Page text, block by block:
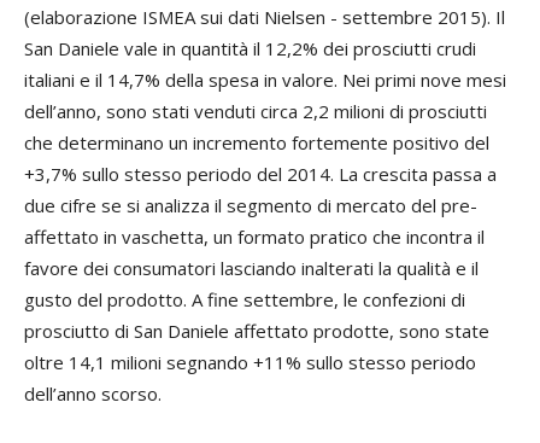
(elaborazione ISMEA sui dati Nielsen - settembre 2015). Il
San Daniele vale in quantità il 12,2% dei prosciutti crudi
italiani e il 14,7% della spesa in valore. Nei primi nove mesi
dell’anno, sono stati venduti circa 2,2 milioni di prosciutti
che determinano un incremento fortemente positivo del
+3,7% sullo stesso periodo del 2014. La crescita passa a
due cifre se si analizza il segmento di mercato del pre-
affettato in vaschetta, un formato pratico che incontra il
favore dei consumatori lasciando inalterati la qualità e il
gusto del prodotto. A fine settembre, le confezioni di
prosciutto di San Daniele affettato prodotte, sono state
oltre 14,1 milioni segnando +11% sullo stesso periodo
dell’anno scorso.